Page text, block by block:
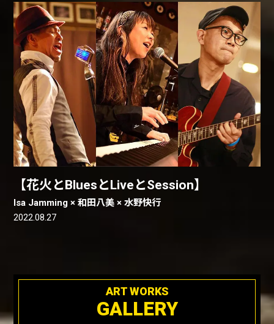
【花火とBluesとLiveとSession】
Isa Jamming × 和田八美 × 水野快行
2022.08.27
ART WORKS
GALLERY